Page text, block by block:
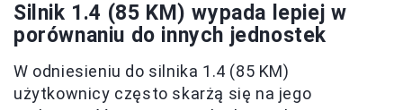
Silnik 1.4 (85 KM) wypada lepiej w
porównaniu do innych jednostek
W odniesieniu do silnika 1.4 (85 KM)
użytkownicy często skarżą się na jego